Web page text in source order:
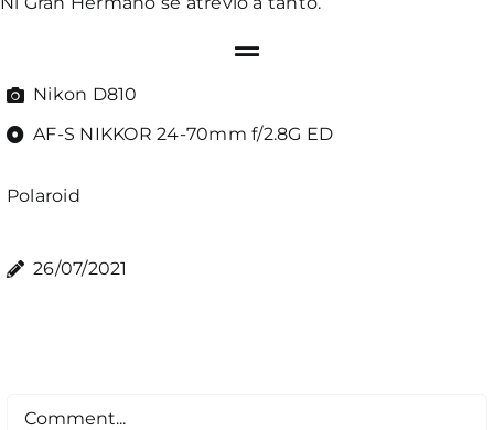
Nikon D810
AF-S NIKKOR 24-70mm f/2.8G ED
Polaroid
26/07/2021
Comment